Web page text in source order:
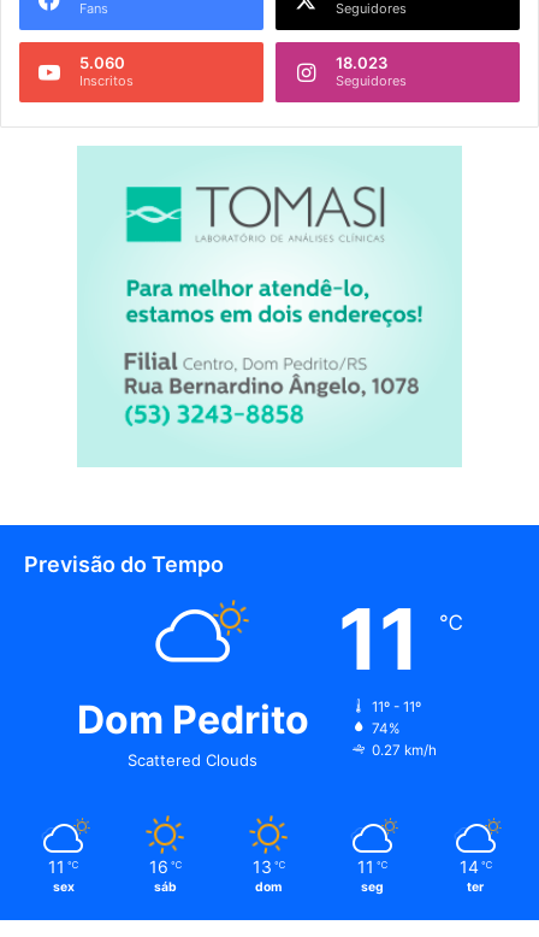
Fans Seguidores
5.060
Inscritos
18.023
Seguidores
Previsão do Tempo
Dom Pedrito
Scattered Clouds
11 ℃
11º - 11º
74%
0.27 km/h
11 ℃
sex
16 ℃
sáb
13 ℃
dom
11 ℃
seg
14 ℃
ter